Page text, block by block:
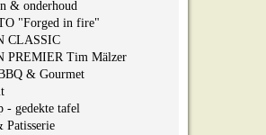
& onderhoud
"Forged in fire"
CLASSIC
PREMIER Tim Mälzer
& Gourmet
- gedekte tafel
Patisserie